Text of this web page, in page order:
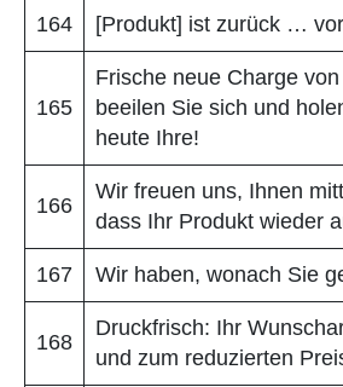
164 [Produkt] ist zurück …
165
Frische neue Charge
beeilen Sie sich und
heute Ihre!
166
Wir freuen uns, Ihnen
dass Ihr Produkt wieder
167 Wir haben, wonach Sie
168
Druckfrisch: Ihr
und zum reduzierten